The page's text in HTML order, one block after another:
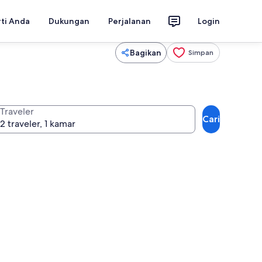
Anda Dukungan Perjalanan Login
Bagikan Simpan
Traveler
Cari